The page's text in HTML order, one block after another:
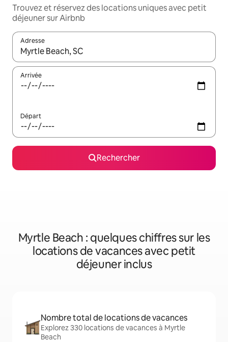
Trouvez et réservez des locations uniques avec petit
déjeuner sur Airbnb
Adresse
Lorsque les résultats s'affichent, utilisez les flèches vers le
Arrivée
Départ
Rechercher
Myrtle Beach : quelques chiffres sur les
locations de vacances avec petit
déjeuner inclus
Nombre total de locations de vacances
Explorez 330 locations de vacances à Myrtle
Beach